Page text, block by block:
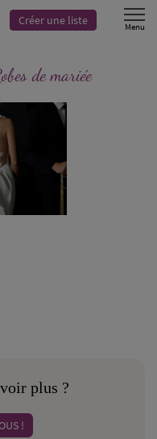
Créer une liste
de mariée
plus ?
!